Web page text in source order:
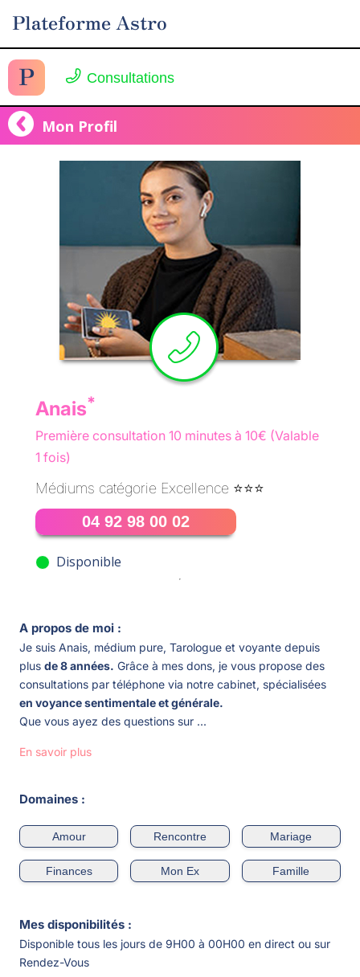
Plateforme Astro
P Consultations
Mon Profil
Anais*
Première consultation 10 minutes à 10€ (Valable
1 fois)
Médiums catégorie Excellence ⭐️⭐️⭐️
04 92 98 00 02
Disponible
A propos de moi :
Je suis Anais, médium pure, Tarologue et voyante depuis
plus de 8 années. Grâce à mes dons, je vous propose des
consultations par téléphone via notre cabinet, spécialisées
en voyance sentimentale et générale.
Que vous ayez des questions sur ...
En savoir plus
Domaines :
Amour Rencontre Mariage
Finances Mon Ex Famille
Mes disponibilités :
Disponible tous les jours de 9H00 à 00H00 en direct ou sur
Rendez-Vous